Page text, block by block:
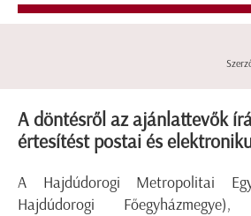
A döntésről az ajánlattevők
értesítést postai és
A Hajdúdorogi Metropolitai
Hajdúdorogi